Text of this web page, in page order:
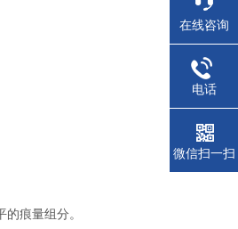
痕量组分。
在线咨询
电话
微信扫一扫